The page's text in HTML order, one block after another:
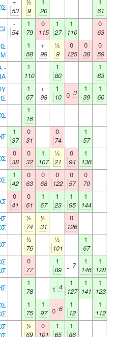
53
9
20
61
-
54
1
79
0
115
1
27
1
110
0
63
1
68
+
99
½
9
0
125
0
38
0
59
-
1
110
1
80
1
83
1
67
+
98
1
10 0 3
1
39
1
60
1
16
1
37
0
31
0
74
1
57
0
38
0
32
1
107
½
21
0
94
1
136
1
42
0
63
0
68
0
122
0
57
0
70
0
41
0
61
1
67
1
23
1
95
1
144
½
74
½
31
0
126
½
76
½
101
1
67
0
77
1
89
- 7
1
146
1
128
1
78
1 4
1
127
1
141
1
123
1
75
1
97 0 6
1
12
1
112
½
69
0
101
1
65
1
86